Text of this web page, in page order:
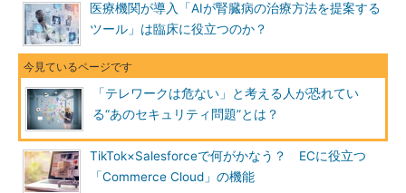
医療機関が導入「AIが腎臓病の治療方法を提案する
ツール」は臨床に役立つのか？
「テレワークは危ない」と考える人が恐れてい
る“あのセキュリティ問題”とは？
TikTok×Salesforceで何がかなう？ ECに役立つ
「Commerce Cloud」の機能